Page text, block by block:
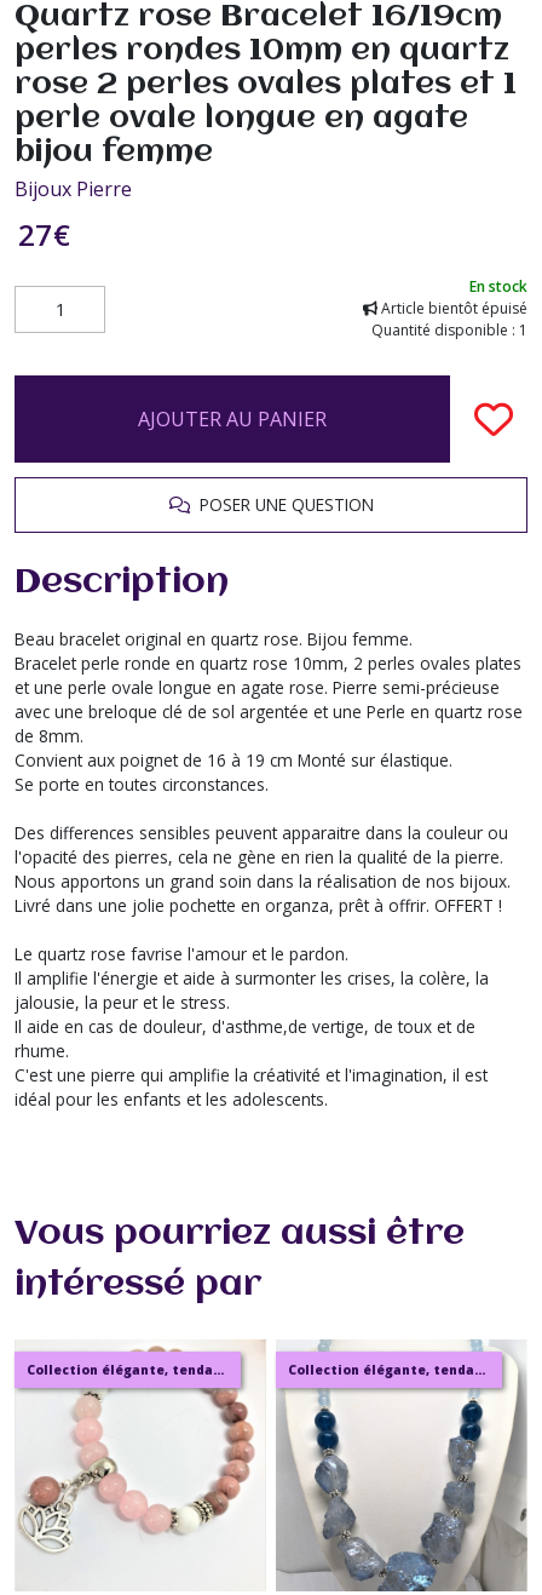
Quartz rose Bracelet 16/19cm
perles rondes 10mm en quartz
rose 2 perles ovales plates et 1
perle ovale longue en agate
bijou femme
Bijoux Pierre
27€
En stock
Article bientôt épuisé
Quantité disponible : 1
AJOUTER AU PANIER
POSER UNE QUESTION
Description
Beau bracelet original en quartz rose. Bijou femme.
Bracelet perle ronde en quartz rose 10mm, 2 perles ovales plates
et une perle ovale longue en agate rose. Pierre semi-précieuse
avec une breloque clé de sol argentée et une Perle en quartz rose
de 8mm.
Convient aux poignet de 16 à 19 cm Monté sur élastique.
Se porte en toutes circonstances.
Des differences sensibles peuvent apparaitre dans la couleur ou
l'opacité des pierres, cela ne gène en rien la qualité de la pierre.
Nous apportons un grand soin dans la réalisation de nos bijoux.
Livré dans une jolie pochette en organza, prêt à offrir. OFFERT !
Le quartz rose favrise l'amour et le pardon.
Il amplifie l'énergie et aide à surmonter les crises, la colère, la
jalousie, la peur et le stress.
Il aide en cas de douleur, d'asthme,de vertige, de toux et de
rhume.
C'est une pierre qui amplifie la créativité et l'imagination, il est
idéal pour les enfants et les adolescents.
Vous pourriez aussi être
intéressé par
Collection élégante, tendance, moderne, de bijoux en ambre, pierre, perles. Collection élégante, tendance, moderne, de bijoux en ambre, pierre, perles.